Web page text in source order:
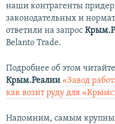
наши контрагенты
законодательных и
ответили на запрос
Belanto Trade.
Подробнее об этом
Крым.Реалии «Завод
как возит руду для
Напомним, самым